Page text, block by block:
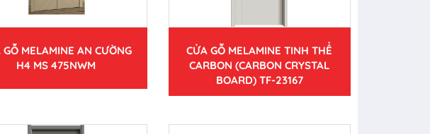
GỖ MELAMINE AN CƯỜNG
H4 MS 475NWM
CỬA GỖ MELAMINE TINH THỂ
CARBON (CARBON CRYSTAL
BOARD) TF-23167